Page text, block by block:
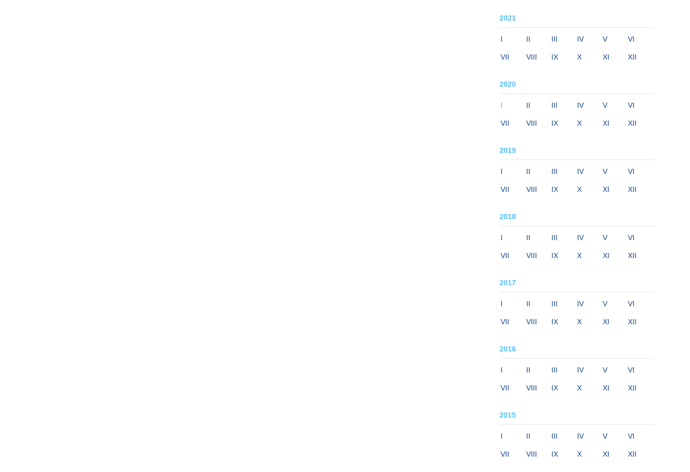
2021
I II III IV V VI
VII VIII IX X XI XII
2020
I II III IV V VI
VII VIII IX X XI XII
2019
I II III IV V VI
VII VIII IX X XI XII
2018
I II III IV V VI
VII VIII IX X XI XII
2017
I II III IV V VI
VII VIII IX X XI XII
2016
I II III IV V VI
VII VIII IX X XI XII
2015
I II III IV V VI
VII VIII IX X XI XII